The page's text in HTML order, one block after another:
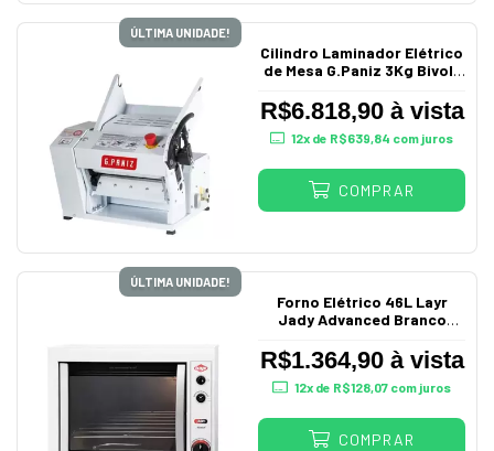
ÚLTIMA UNIDADE!
Cilindro Laminador Elétrico
de Mesa G.Paniz 3Kg Bivolt
R$6.818,90 à vista
12x de R$639,84 com juros
COMPRAR
ÚLTIMA UNIDADE!
Forno Elétrico 46L Layr
Jady Advanced Branco
R$1.364,90 à vista
12x de R$128,07com juros
COMPRAR